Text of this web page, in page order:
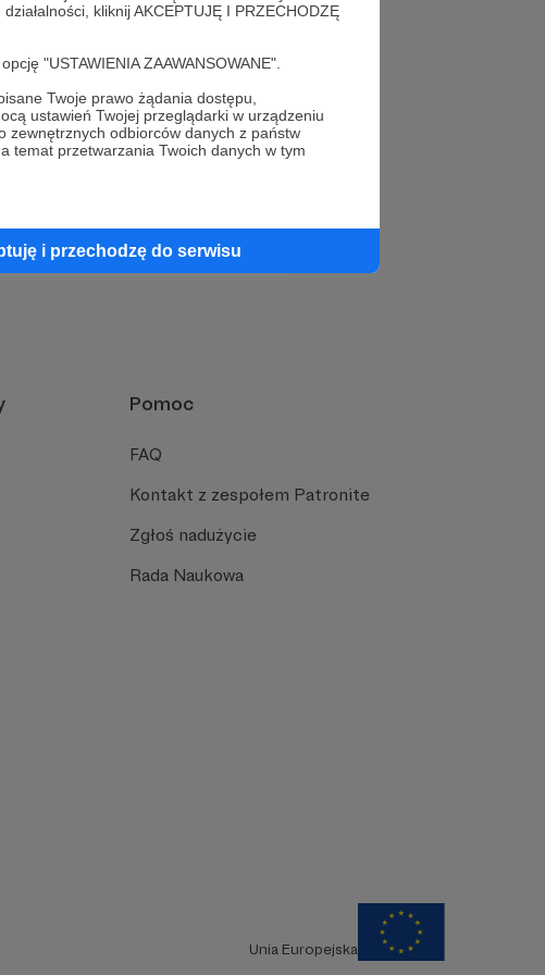
kliknij AKCEPTUJĘ I PRZECHODZĘ
"USTAWIENIA ZAAWANSOWANE".
Twoje prawo żądania dostępu,
ustawień Twojej przeglądarki w urządzeniu
zewnętrznych odbiorców danych z państw
temat przetwarzania Twoich danych w tym
i przechodzę do serwisu
Pomoc
FAQ
Kontakt z zespołem Patronite
Zgłoś nadużycie
Rada Naukowa
Unia Europejska